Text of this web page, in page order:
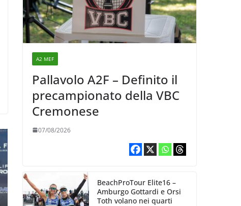
A2 MEF
Pallavolo A2F – Definito il
precampionato della VBC
Cremonese
07/08/2026
BeachProTour Elite16 –
Amburgo Gottardi e Orsi
Toth volano nei quarti